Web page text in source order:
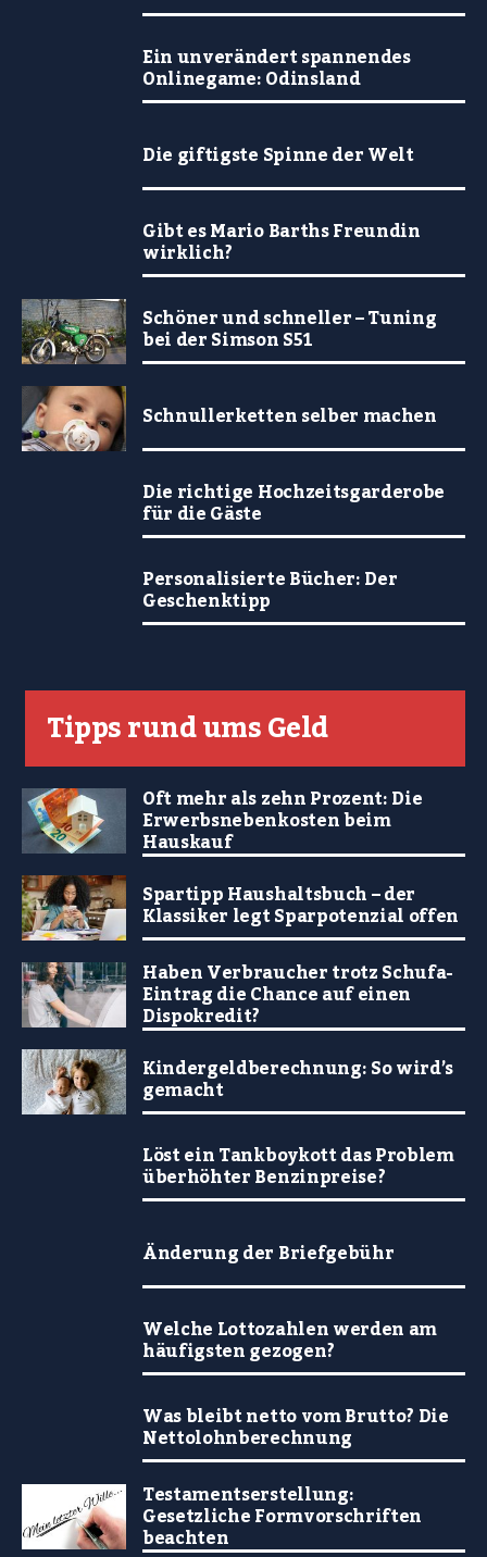
Ein unverändert spannendes
Onlinegame: Odinsland
Die giftigste Spinne der Welt
Gibt es Mario Barths Freundin
wirklich?
Schöner und schneller – Tuning
bei der Simson S51
Schnullerketten selber machen
Die richtige Hochzeitsgarderobe
für die Gäste
Personalisierte Bücher: Der
Geschenktipp
Tipps rund ums Geld
Oft mehr als zehn Prozent: Die
Erwerbsnebenkosten beim
Hauskauf
Spartipp Haushaltsbuch – der
Klassiker legt Sparpotenzial offen
Haben Verbraucher trotz Schufa-
Eintrag die Chance auf einen
Dispokredit?
Kindergeldberechnung: So wird’s
gemacht
Löst ein Tankboykott das Problem
überhöhter Benzinpreise?
Änderung der Briefgebühr
Welche Lottozahlen werden am
häufigsten gezogen?
Was bleibt netto vom Brutto? Die
Nettolohnberechnung
Testamentserstellung:
Gesetzliche Formvorschriften
beachten